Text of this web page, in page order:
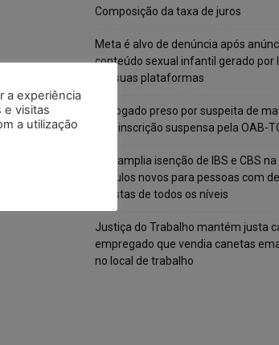
Composição da taxa de juros
Meta é alvo de denúncia após
conteúdo sexual infantil gerado por
em suas plataformas
Advogado preso por suspeita de
tem inscrição suspensa pela OAB-
STF amplia isenção de IBS e CBS
veículos novos para pessoas com
autistas de todos os níveis
Justiça do Trabalho mantém justa
empregado que vendia canetas
no local de trabalho
a experiência
e visitas
a utilização